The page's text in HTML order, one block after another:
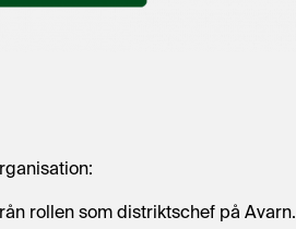
rollen som distriktschef på Avarn.